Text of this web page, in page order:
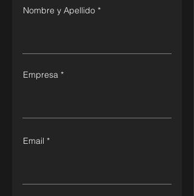
Nombre y Apellido
Empresa
Email